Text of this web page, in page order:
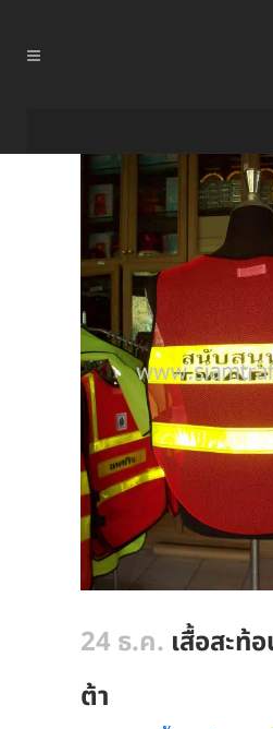
24 ธ.ค. เสื้อสะท้
ต้า